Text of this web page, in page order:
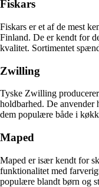
Fiskars
Fiskars er et af de mest
Finland. De er kendt for
kvalitet. Sortimentet
Zwilling
Tyske Zwilling
holdbarhed. De
dem populære både i
Maped
Maped er især kendt for
funktionalitet med
populære blandt børn og